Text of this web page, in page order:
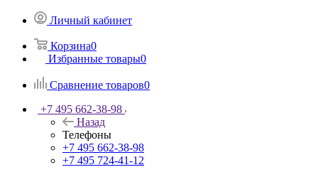
Личный кабинет
Корзина0
Избранные товары0
Сравнение товаров0
+7 495 662-38-98
Назад
Телефоны
+7 495 662-38-98
+7 495 724-41-12